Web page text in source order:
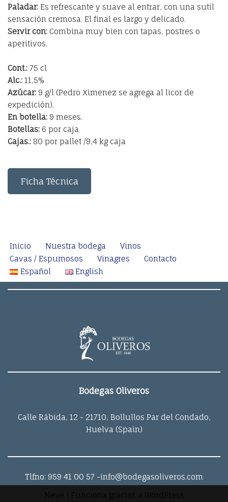
Paladar: Es refrescante y suave al entrar, con una sutil
sensación cremosa. El final es largo y delicado.
Servir con: Combina muy bien con tapas, postres o
aperitivos.
Cont.: 75 cl
Alc.: 11,5%
Azúcar: 9 g/l (Pedro Ximenez se agrega al licor de
expedición).
En botella: 9 meses.
Botellas: 6 por caja
Cajas.: 80 por pallet /9,4 kg caja
Ficha Técnica
Inicio Nuestra bodega
Vinos
Cavas / Espumosos
Vinagres
Contacto
Español
English
Bodegas Oliveros
Calle Rábida, 12 - 21710, Bollullos Par del Condado,
Huelva (Spain)
Tlfno: 959 41 00 57 -info@bodegasoliveros.com